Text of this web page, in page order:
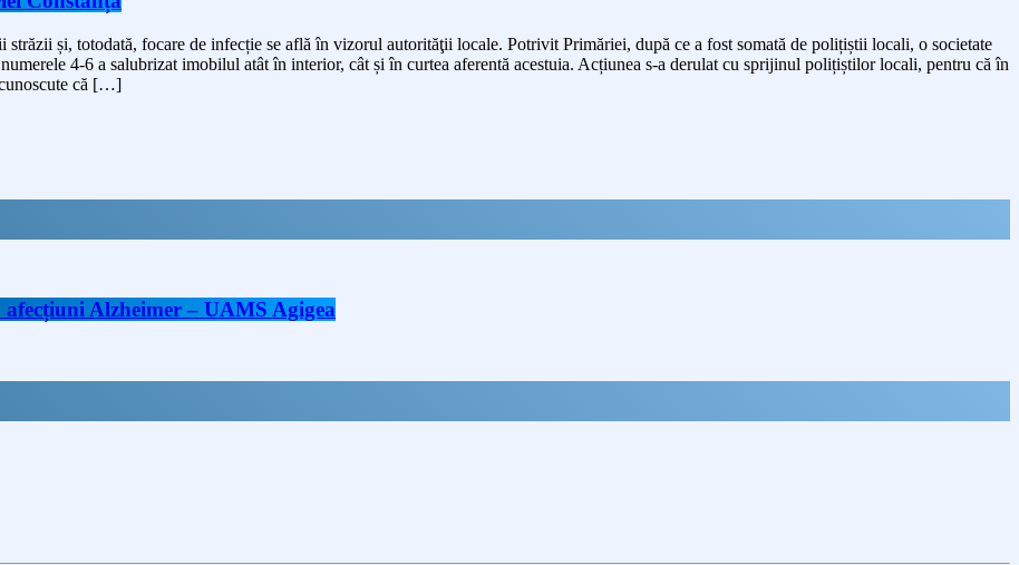
și, totodată, focare de infecție se află în vizorul autorităţii locale. Potrivit Primăriei, după ce a fost somată de polițiștii locali, o societate
4-6 a salubrizat imobilul atât în interior, cât și în curtea aferentă acestuia. Acțiunea s-a derulat cu sprijinul polițiștilor locali, pentru că în
că […]
Alzheimer – UAMS Agigea